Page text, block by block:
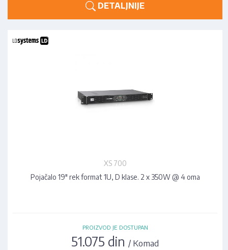
DETALJNIJE
XS 700
Pojačalo 19" rek format 1U, D klase. 2 x 350W @ 4 oma
PROIZVOD JE DOSTUPAN
51.075 din / Komad